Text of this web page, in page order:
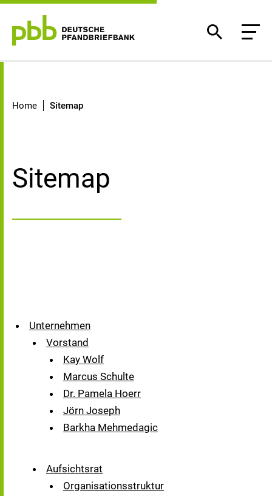
Home Sitemap
Sitemap
Unternehmen
Vorstand
Kay Wolf
Marcus Schulte
Dr. Pamela Hoerr
Jörn Joseph
Barkha Mehmedagic
Aufsichtsrat
Organisationsstruktur